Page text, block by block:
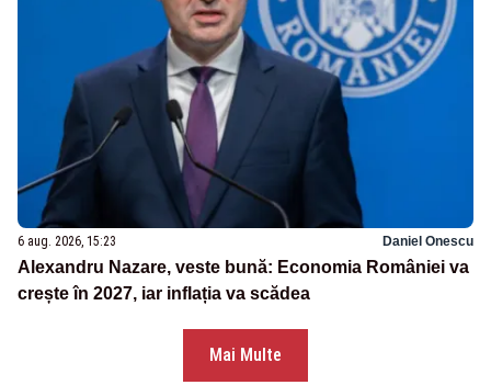
6 aug. 2026, 15:23 Daniel Onescu
Alexandru Nazare, veste bună: Economia României va
crește în 2027, iar inflația va scădea
Mai Multe